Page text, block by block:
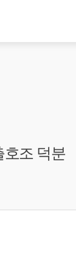
호조 덕분